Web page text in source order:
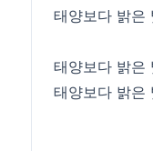
태양보다 밝은
태양보다 밝은
태양보다 밝은